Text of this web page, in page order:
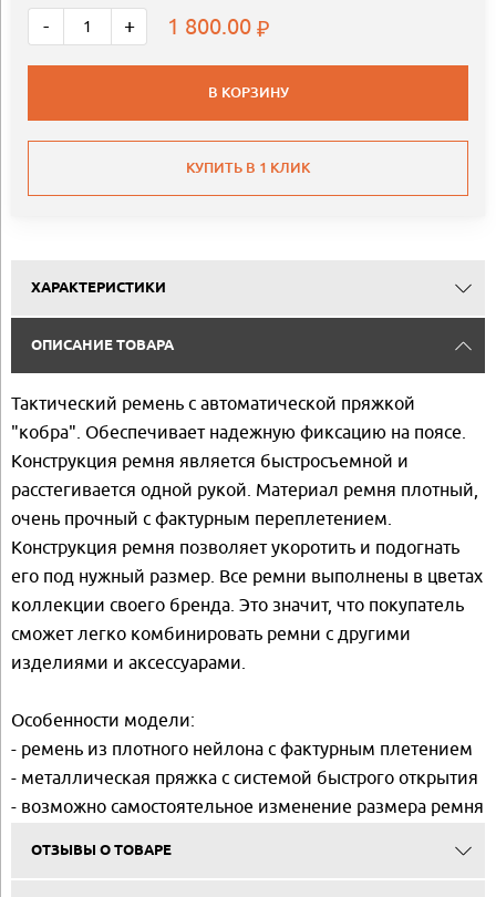
- + 1 800.00
В КОРЗИНУ
КУПИТЬ В 1 КЛИК
ХАРАКТЕРИСТИКИ
ОПИСАНИЕ ТОВАРА
Тактический ремень с автоматической пряжкой
"кобра". Обеспечивает надежную фиксацию на поясе.
Конструкция ремня является быстросъемной и
расстегивается одной рукой. Материал ремня плотный,
очень прочный с фактурным переплетением.
Конструкция ремня позволяет укоротить и подогнать
его под нужный размер. Все ремни выполнены в цветах
коллекции своего бренда. Это значит, что покупатель
сможет легко комбинировать ремни с другими
изделиями и аксессуарами.
Особенности модели:
- ремень из плотного нейлона с фактурным плетением
- металлическая пряжка с системой быстрого открытия
- возможно самостоятельное изменение размера ремня
ОТЗЫВЫ О ТОВАРЕ